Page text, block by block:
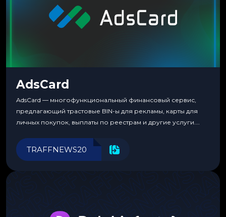
AdsCard
AdsCard — многофункциональный финансовый сервис,
предлагающий трастовые BIN-ы для рекламы, карты для
личных покупок, выплаты по реестрам и другие услуги.
инструменты для управления финансами.
TRAFFNEWS20